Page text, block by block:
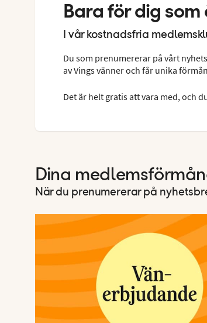
Bara för dig
I vår kostnadsfria
Du som prenumererar på vårt
av Vings vänner och får unika
Det är helt gratis att vara med, och
Dina
När du prenumererar på